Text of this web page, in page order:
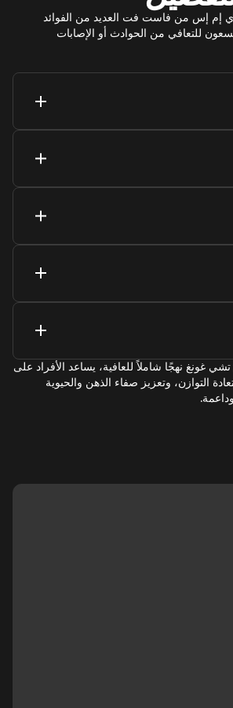
إي إم إس من فاست فت العديد من الفوائد
للتعافي من الحوادث أو الإصابات
غونغ نهجًا شاملاً للعافية، يساعد الأفراد على
التوازن، وتعزيز صفاء الذهن والحيوية